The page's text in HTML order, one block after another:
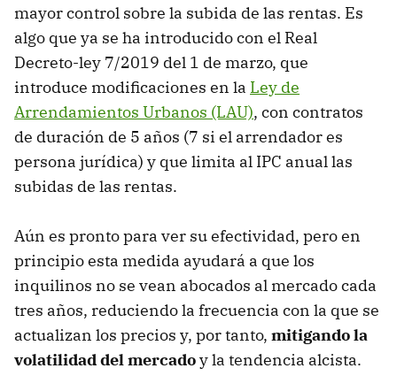
mayor control sobre la subida de las rentas. Es
algo que ya se ha introducido con el Real
Decreto-ley 7/2019 del 1 de marzo, que
introduce modificaciones en la Ley de
Arrendamientos Urbanos (LAU), con contratos
de duración de 5 años (7 si el arrendador es
persona jurídica) y que limita al IPC anual las
subidas de las rentas.
Aún es pronto para ver su efectividad, pero en
principio esta medida ayudará a que los
inquilinos no se vean abocados al mercado cada
tres años, reduciendo la frecuencia con la que se
actualizan los precios y, por tanto, mitigando la
volatilidad del mercadoy la tendencia alcista.